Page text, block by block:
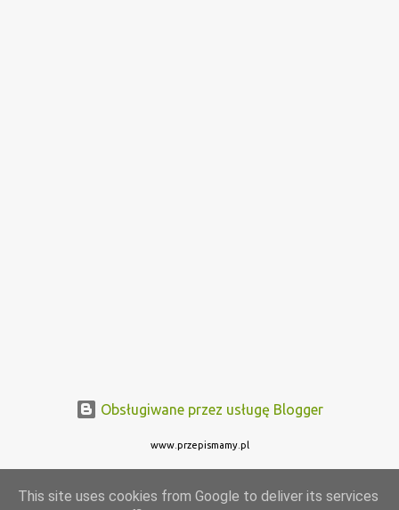
Obsługiwane przez usługę Blogger
www.przepismamy.pl
This site uses cookies from Google to deliver its services